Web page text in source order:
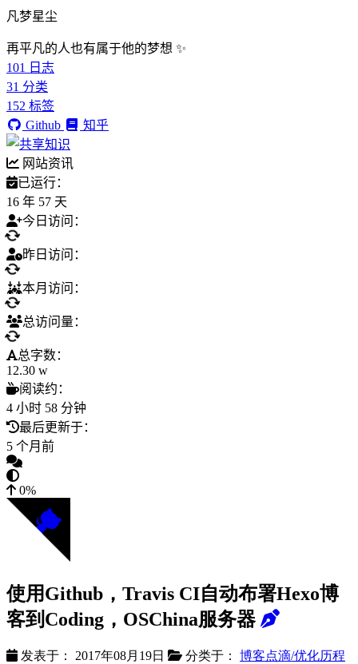
凡梦星尘
再平凡的人也有属于他的梦想 ✨
101
日志
31 分类
152 标签
Github
知乎
网站资讯
已运行：
16 年 57 天
今日访问：
昨日访问：
本月访问：
总访问量：
总字数：
12.30 w
阅读约：
4 小时 58 分钟
最后更新于：
5 个月前
0%
使用Github，Travis CI自动布署Hexo博
客到Coding，OSChina服务器
发表于： 2017年08月19日 分类于： 博客点滴/优化历程